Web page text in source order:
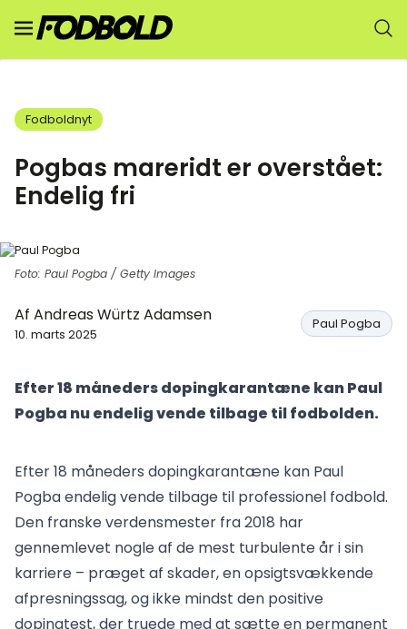
Fodboldnyt
Pogbas mareridt er overstået:
Endelig fri
Foto: Paul Pogba / Getty Images
Af Andreas Würtz Adamsen
10. marts 2025
Paul Pogba
Efter 18 måneders dopingkarantæne kan Paul
Pogba nu endelig vende tilbage til fodbolden.
Efter 18 måneders dopingkarantæne kan Paul
Pogba endelig vende tilbage til professionel fodbold.
Den franske verdensmester fra 2018 har
gennemlevet nogle af de mest turbulente år i sin
karriere – præget af skader, en opsigtsvækkende
afpresningssag, og ikke mindst den positive
dopingtest, der truede med at sætte en permanent